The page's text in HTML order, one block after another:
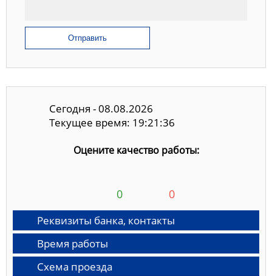
Отправить
Сегодня - 08.08.2026
Текущее время: 19:21:37
Оцените качество работы:
0 0
Реквизиты банка, контакты
Время работы
Схема проезда